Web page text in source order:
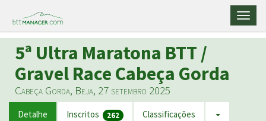
5ª Ultra Maratona BTT /
Gravel Race Cabeça Gorda
Cabeça Gorda, Beja, 27 setembro 2025
Detalhe Inscritos 262 Classificações